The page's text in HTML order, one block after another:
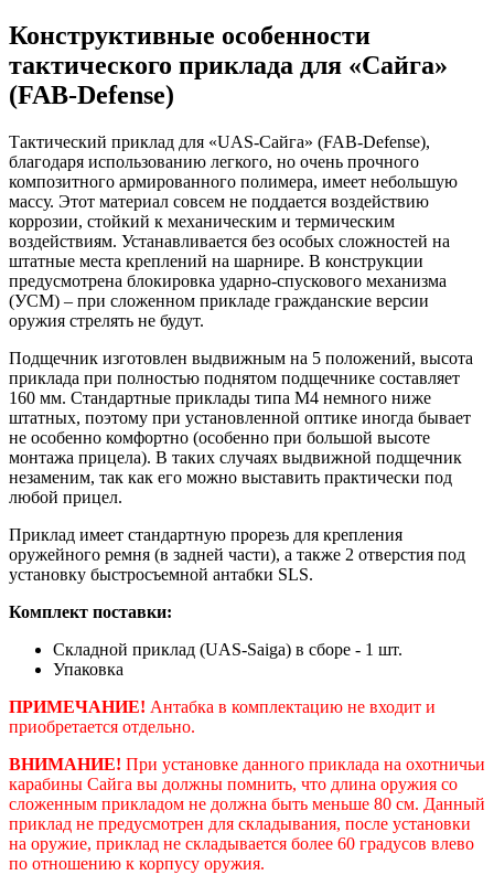
Конструктивные особенности
тактического приклада для «Сайга»
(FAB-Defense)
Тактический приклад для «UAS-Сайга» (FAB-Defense),
благодаря использованию легкого, но очень прочного
композитного армированного полимера, имеет небольшую
массу. Этот материал совсем не поддается воздействию
коррозии, стойкий к механическим и термическим
воздействиям. Устанавливается без особых сложностей на
штатные места креплений на шарнире. В конструкции
предусмотрена блокировка ударно-спускового механизма
(УСМ) – при сложенном прикладе гражданские версии
оружия стрелять не будут.
Подщечник изготовлен выдвижным на 5 положений, высота
приклада при полностью поднятом подщечнике составляет
160 мм. Стандартные приклады типа М4 немного ниже
штатных, поэтому при установленной оптике иногда бывает
не особенно комфортно (особенно при большой высоте
монтажа прицела). В таких случаях выдвижной подщечник
незаменим, так как его можно выставить практически под
любой прицел.
Приклад имеет стандартную прорезь для крепления
оружейного ремня (в задней части), а также 2 отверстия под
установку быстросъемной антабки SLS.
Комплект поставки:
Складной приклад (UAS-Saiga) в сборе - 1 шт.
Упаковка
ПРИМЕЧАНИЕ! Антабка в комплектацию не входит и
приобретается отдельно.
ВНИМАНИЕ! При установке данного приклада на охотничьи
карабины Сайга вы должны помнить, что длина оружия со
сложенным прикладом не должна быть меньше 80 см. Данный
приклад не предусмотрен для складывания, после установки
на оружие, приклад не складывается более 60 градусов влево
по отношению к корпусу оружия.